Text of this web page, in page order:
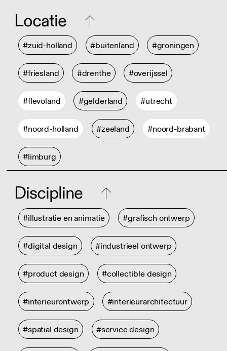
Locatie
#zuid-holland #buitenland #groningen
#friesland #drenthe #overijssel
#flevoland #gelderland #utrecht
#noord-holland #zeeland #noord-brabant
#limburg
Discipline
#illustratie en animatie #grafisch ontwerp
#digital design #industrieel ontwerp
#product design #collectible design
#interieurontwerp #interieurarchitectuur
#spatial design #service design